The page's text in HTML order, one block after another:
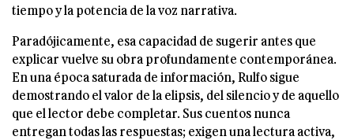
tiempo y la potencia de la voz narrativa.
Paradójicamente, esa capacidad de sugerir antes que
explicar vuelve su obra profundamente contemporánea.
En una época saturada de información, Rulfo sigue
demostrando el valor de la elipsis, del silencio y de aquello
que el lector debe completar. Sus cuentos nunca
entregan todas las respuestas; exigen una lectura activa,